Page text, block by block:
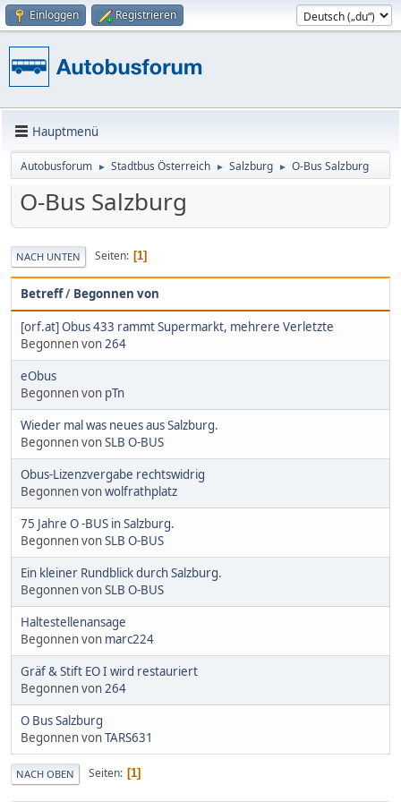
Einloggen Registrieren
Hauptmenü
Autobusforum ► Stadtbus Österreich ► Salzburg ► O-Bus Salzburg
O-Bus Salzburg
NACH UNTEN Seiten 1
Betreff/ Begonnen von
[orf.at] Obus 433 rammt Supermarkt, mehrere Verletzte
Begonnen von 264
eObus
Begonnen von pTn
Wieder mal was neues aus Salzburg.
Begonnen vonSLB O-BUS
Obus-Lizenzvergabe rechtswidrig
Begonnen vonwolfrathplatz
75 Jahre O -BUS in Salzburg.
Begonnen vonSLB O-BUS
Ein kleiner Rundblick durch Salzburg.
Begonnen vonSLB O-BUS
Haltestellenansage
Begonnen von marc224
Gräf & Stift EO I wird restauriert
Begonnen von 264
O Bus Salzburg
Begonnen vonTARS631
NACH OBEN Seiten 1